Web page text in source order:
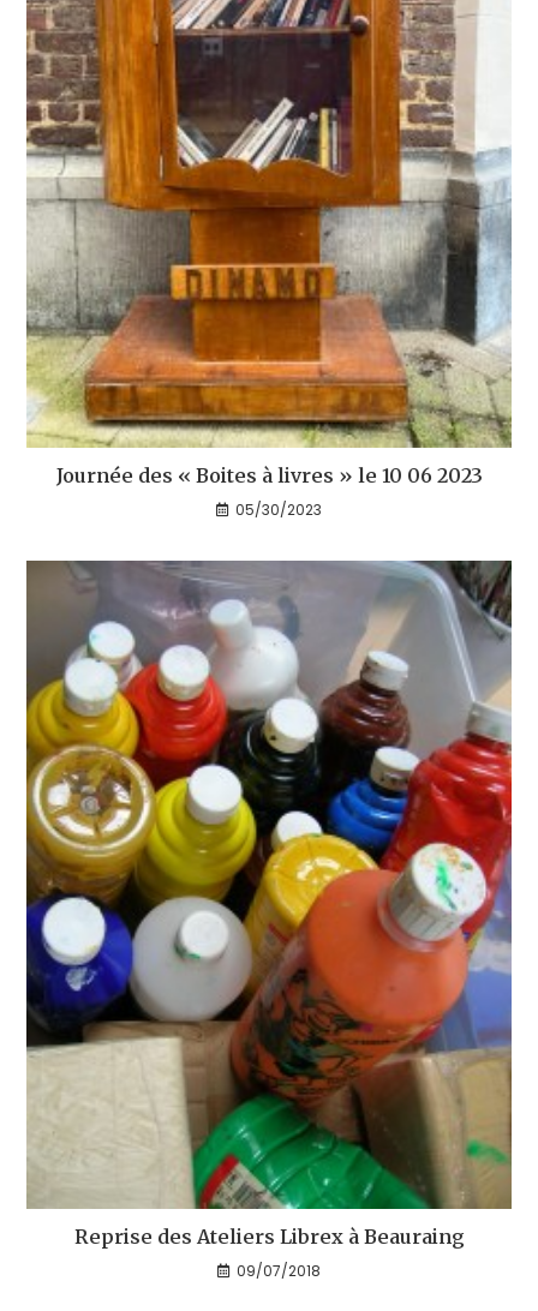
Journée des « Boites à livres » le 10 06 2023
05/30/2023
Reprise des Ateliers Librex à Beauraing
09/07/2018